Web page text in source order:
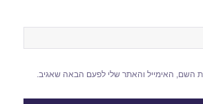
השם, האימייל והאתר שלי לפעם הבאה שאגיב.